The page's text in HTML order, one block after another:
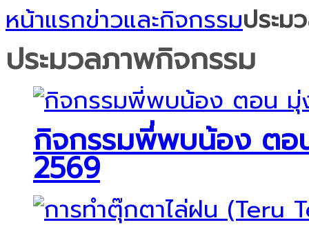
หน้าแรกข่าวและกิจกรรมประม
ประมวลภาพกิจกรรม
กิจกรรมพี่พบน้อง ตอ
2569